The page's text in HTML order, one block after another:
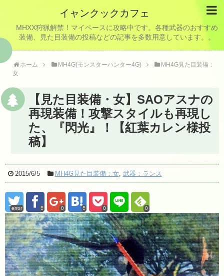
イャンクックカフェ
MHXX狩猟解禁！マイペースに攻略中です。各種武器のおすすめ
装備、見た目装備の投稿などの記事を多数用意しています。。
ホーム MH4G(モンスターハンター4G)
MH4G見た目装備：
女
【見た目装備・女】SAOアスナの
再現装備！攻撃スタイルも再現し
た、『閃光』！【紅葉カレン様投
稿】
2015/6/5 MH4G見た目装備：女, 武器：ランス
error 0 0 0